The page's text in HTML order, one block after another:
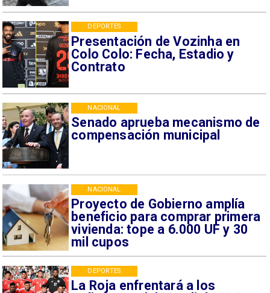
Presentación de Vozinha en
Colo Colo: Fecha, Estadio y
Contrato
DEPORTES
Senado aprueba mecanismo de
compensación municipal
NACIONAL
Proyecto de Gobierno amplía
beneficio para comprar primera
vivienda: tope a 6.000 UF y 30
mil cupos
NACIONAL
La Roja enfrentará a los
DEPORTES